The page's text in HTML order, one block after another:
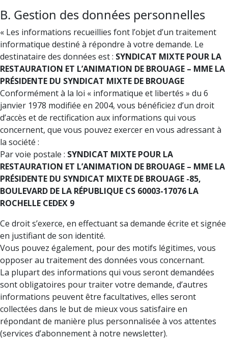
B. Gestion des données personnelles
« Les informations recueillies font l’objet d’un traitement
informatique destiné à répondre à votre demande. Le
destinataire des données est : SYNDICAT MIXTE POUR LA
RESTAURATION ET L’ANIMATION DE BROUAGE – MME LA
PRÉSIDENTE DU SYNDICAT MIXTE DE BROUAGE
Conformément à la loi « informatique et libertés » du 6
janvier 1978 modifiée en 2004, vous bénéficiez d’un droit
d’accès et de rectification aux informations qui vous
concernent, que vous pouvez exercer en vous adressant à
la société :
Par voie postale : SYNDICAT MIXTE POUR LA
RESTAURATION ET L’ANIMATION DE BROUAGE – MME LA
PRÉSIDENTE DU SYNDICAT MIXTE DE BROUAGE -85,
BOULEVARD DE LA RÉPUBLIQUE CS 60003-17076 LA
ROCHELLE CEDEX 9
Ce droit s’exerce, en effectuant sa demande écrite et signée
en justifiant de son identité.
Vous pouvez également, pour des motifs légitimes, vous
opposer au traitement des données vous concernant.
La plupart des informations qui vous seront demandées
sont obligatoires pour traiter votre demande, d’autres
informations peuvent être facultatives, elles seront
collectées dans le but de mieux vous satisfaire en
répondant de manière plus personnalisée à vos attentes
(services d’abonnement à notre newsletter).